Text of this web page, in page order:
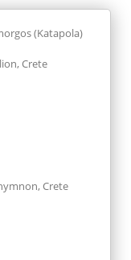
(Katapola)
Crete
Crete